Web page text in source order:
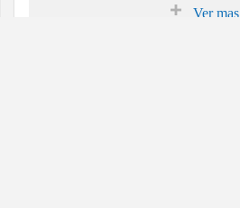
Ver mas